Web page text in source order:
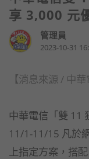
享 3,000 元
管理員
2023-10-31
【消息來源 / 中華
中華電信「雙 11
11/1-11/15 凡於
上指定方案，搭